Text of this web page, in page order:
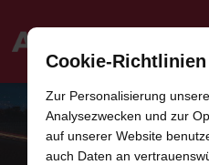
ANGEBOTE
Cookie-Richtlinien
Zur Personalisierung
Analysezwecken und zur
auf unserer Website
auch Daten an